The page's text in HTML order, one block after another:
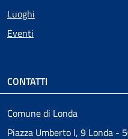
Luoghi
Eventi
CONTATTI
Comune di Londa
Piazza Umberto I, 9 Londa -